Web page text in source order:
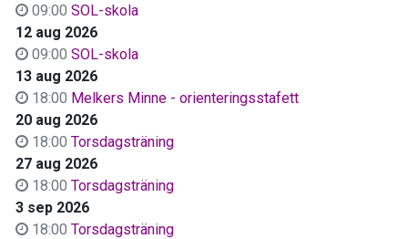
09:00 SOL-skola
12 aug 2026
09:00 SOL-skola
13 aug 2026
18:00 Melkers Minne - orienteringsstafett
20 aug 2026
18:00 Torsdagsträning
27 aug 2026
18:00 Torsdagsträning
3 sep 2026
18:00 Torsdagsträning